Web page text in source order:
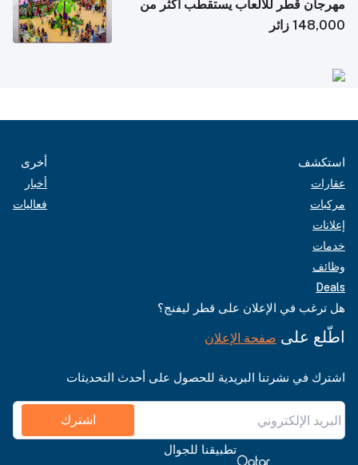
مهرجان قطر للألعاب يستقطب أكثر من
148,000 زائر
استكشف
عقارات
مركبات
إعلانات
خدمات
وظائف
Deals
أخرى
أخبار
فعاليات
هل ترغب في الإعلان على قطر ليفنج؟
اطّلع على صفحة الإعلان
اشترك في نشرتنا البريدية للحصول على أحدث التحديثات
اشترك
تطبيقنا للجوال